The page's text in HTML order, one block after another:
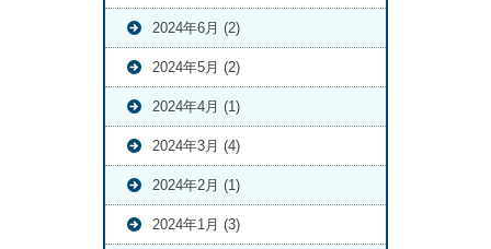
2024年6月 (2)
2024年5月 (2)
2024年4月 (1)
2024年3月 (4)
2024年2月 (1)
2024年1月 (3)